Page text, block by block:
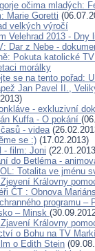
očima mladých:
Marie Goretti
velkých výročí
Velehrad 2013 - Dny
Dar z Nebe -
Pokuta katolické
morálky
se na tento pořad:
Jan Pavel II.,
- exkluzivní
Kuffa - O pokání
- videa
se :) (17.02.2013)
- film: Joni
do Betléma -
Totalita ve jménu
Královny
ČT : Obnova
programu
– Minsk
Královny
o Bohu na TV
o Edith Stein